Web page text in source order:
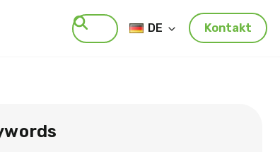
DE Kontakt